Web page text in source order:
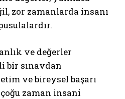
zor zamanlarda insanı
ve değerler
bir sınavdan
ve bireysel başarı
zaman insani